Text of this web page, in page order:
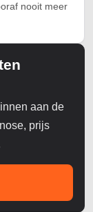
nooit meer
aan de
prijs